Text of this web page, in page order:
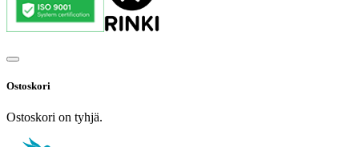
Ostoskori
Ostoskori on tyhjä.